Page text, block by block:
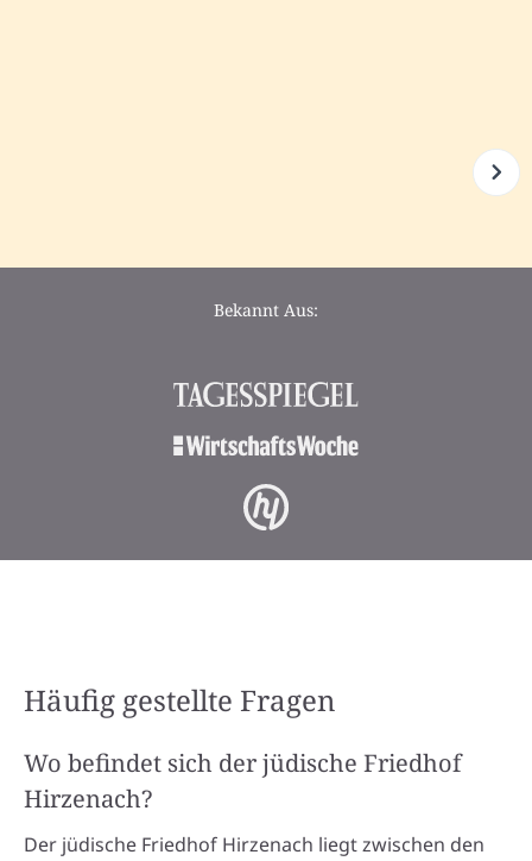
Bekannt Aus:
Häufig gestellte Fragen
Wo befindet sich der jüdische Friedhof
Hirzenach?
Der jüdische Friedhof Hirzenach liegt zwischen den